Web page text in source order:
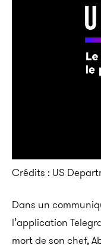
Crédits : US
Dans un
l’application
mort de son chef,